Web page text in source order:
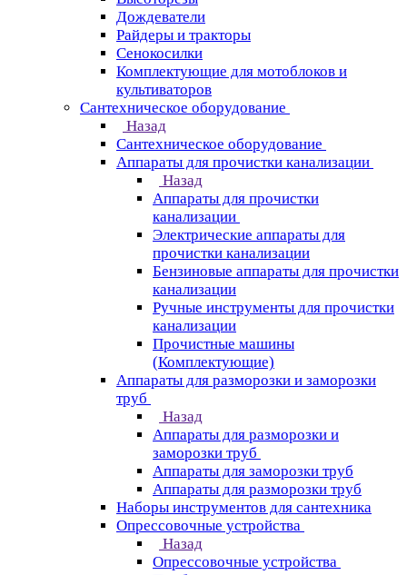
Дождеватели
Райдеры и тракторы
Сенокосилки
Комплектующие для мотоблоков и
культиваторов
Сантехническое оборудование
Назад
Сантехническое оборудование
Аппараты для прочистки канализации
Назад
Аппараты для прочистки
канализации
Электрические аппараты для
прочистки канализации
Бензиновые аппараты для прочистки
канализации
Ручные инструменты для прочистки
канализации
Прочистные машины
(Комплектующие)
Аппараты для разморозки и заморозки
труб
Назад
Аппараты для разморозки и
заморозки труб
Аппараты для заморозки труб
Аппараты для разморозки труб
Наборы инструментов для сантехника
Опрессовочные устройства
Назад
Опрессовочные устройства